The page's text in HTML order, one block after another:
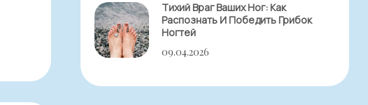
Тихий Враг Ваших Ног: Как
Распознать И Победить Грибок
Ногтей
09.04.2026